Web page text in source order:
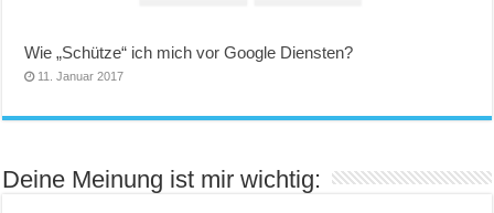
Wie „Schütze“ ich mich vor Google Diensten?
11. Januar 2017
Deine Meinung ist mir wichtig: